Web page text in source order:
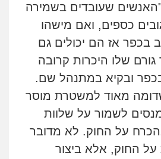
שעובדים בשמירה
כספים, ואם מישהו
בכפר אז הם יכולים גם
גורם שלו היכרות קרובה
ובקיא במתנהל שם.
מאוד למשטרת מוסר
לשמור על שלוות
על החוק. לא מדובר
החוק, אלא ביצור